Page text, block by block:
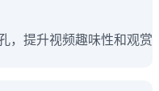
，提升视频趣味性和观赏